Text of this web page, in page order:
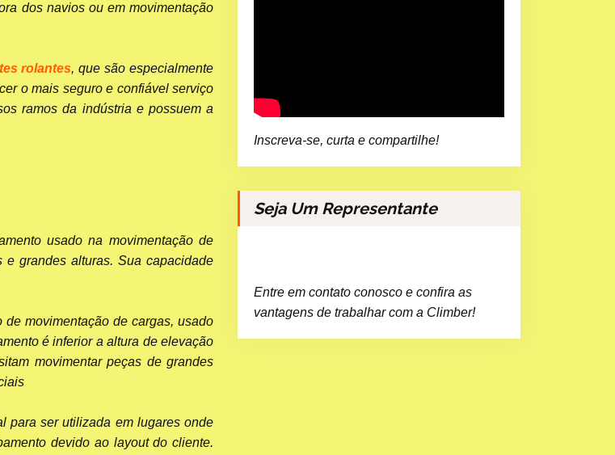
dos navios ou em movimentação
rolantes, que são especialmente
o mais seguro e confiável serviço
ramos da indústria e possuem a
usado na movimentação de
grandes alturas. Sua capacidade
movimentação de cargas, usado
é inferior a altura de elevação
movimentar peças de grandes
para ser utilizada em lugares onde
devido ao layout do cliente.
Inscreva-se, curta e compartilhe!
Seja Um Representante
Entre em contato conosco e confira as
vantagens de trabalhar com a Climber!